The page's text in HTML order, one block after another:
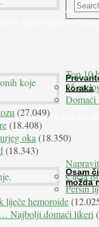
Ako se
koraka
Želudac
može ga se lako
Osam
možda
nas bombardiraju
vlakana ... 1. Vlakna ...
Top 10
25
Domaći
(27.049)
(18.408)
oka (18.350)
(18.343)
Cijela
Peršin
liječe hemoroide
Najbolji domaći likeri